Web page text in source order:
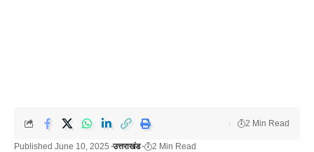
Published June 10, 2025 उत्तराखंड 2 Min Read
2 Min Read